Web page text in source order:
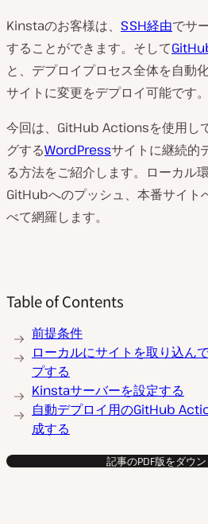
Kinstaのお客様は、 SSH経由でサ
することができます。そして
と、デプロイプロセス全体を自動
サイトに変更をデプロイ可能です。
今回は、GitHub Actionsを使用し
グするWordPressサイトに継続的
る方法をご紹介します。ローカル
GitHubへのプッシュ、本番サイト
べて網羅します。
Table of Contents
前提条件
ローカルにサイトを取り込ん
プする
Kinstaサーバーを設定する
自動デプロイ用のGitHub
成する
記事のPDF版をダウ